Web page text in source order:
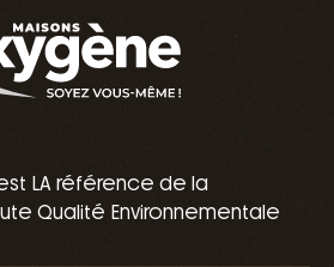
LA référence de la
Qualité Environnementale